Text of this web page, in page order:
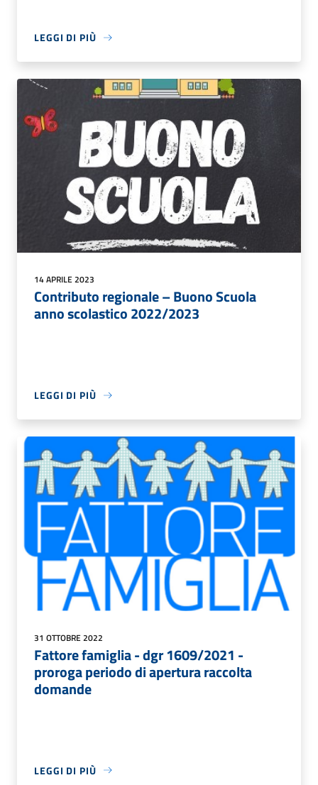
LEGGI DI PIÙ
14 APRILE 2023
Contributo regionale – Buono Scuola
anno scolastico 2022/2023
LEGGI DI PIÙ
31 OTTOBRE 2022
Fattore famiglia - dgr 1609/2021 -
proroga periodo di apertura raccolta
domande
LEGGI DI PIÙ